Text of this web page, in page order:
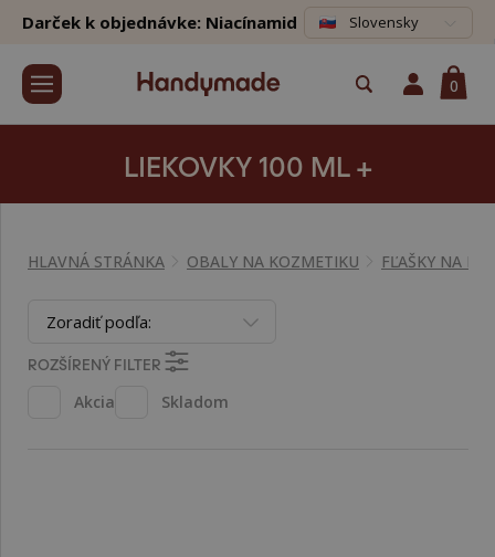
Darček k objednávke: Niacínamid Slovensky
0
LIEKOVKY 100 ML +
HLAVNÁ STRÁNKA OBALY NA KOZMETIKU FĽAŠKY NA
Zoradiť podľa:
ROZŠÍRENÝ FILTER
Akcia
Skladom